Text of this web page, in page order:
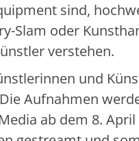
sind,
Slam oder
verstehen.
und
Aufnahmen
ab dem 8.